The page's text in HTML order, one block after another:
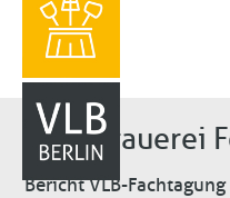
Brauerei
Bericht VLB-